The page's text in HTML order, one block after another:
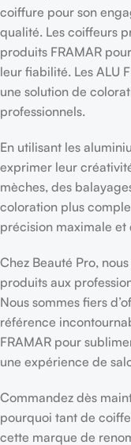
coiffure pour son
qualité. Les coiffeurs
produits FRAMAR
leur fiabilité. Les ALU
une solution de
professionnels.
En utilisant les
exprimer leur
mèches, des
coloration plus
précision maximale et
Chez Beauté Pro,
produits aux
Nous sommes fiers
référence
FRAMAR pour
une expérience de
Commandez dès
pourquoi tant de
cette marque de